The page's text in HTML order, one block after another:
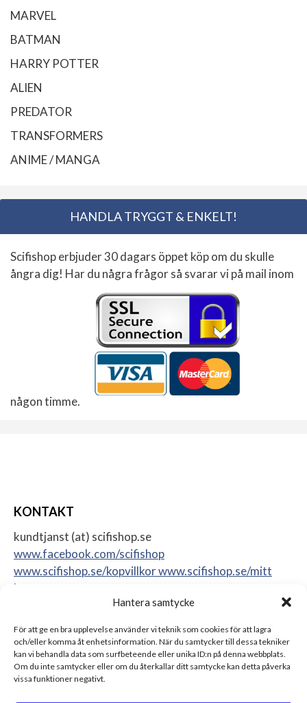
Hantera samtycke
För att ge en bra upplevelse använder vi teknik som cookies för att lagra
och/eller komma åt enhetsinformation. När du samtycker till dessa tekniker
kan vi behandla data som surfbeteende eller unika ID:n på denna webbplats.
Om du inte samtycker eller om du återkallar ditt samtycke kan detta påverka
vissa funktioner negativt.
MARVEL
BATMAN
HARRY POTTER
ALIEN
PREDATOR
TRANSFORMERS
ANIME / MANGA
HANDLA TRYGGT & ENKELT!
Scifishop erbjuder 30 dagars öppet köp om du skulle
ångra dig! Har du några frågor så svarar vi på mail inom
någon timme.
KONTAKT
kundtjanst (at) scifishop.se
www.facebook.com/scifishop
www.scifishop.se/kopvillkorwww.scifishop.se/mitt
konto
17562 Järfälla
Sweden